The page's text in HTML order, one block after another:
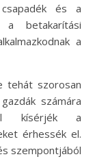
és a
a betakarítási
a
tehát szorosan
számára
kísérjék a
érhessék el.
szempontjából